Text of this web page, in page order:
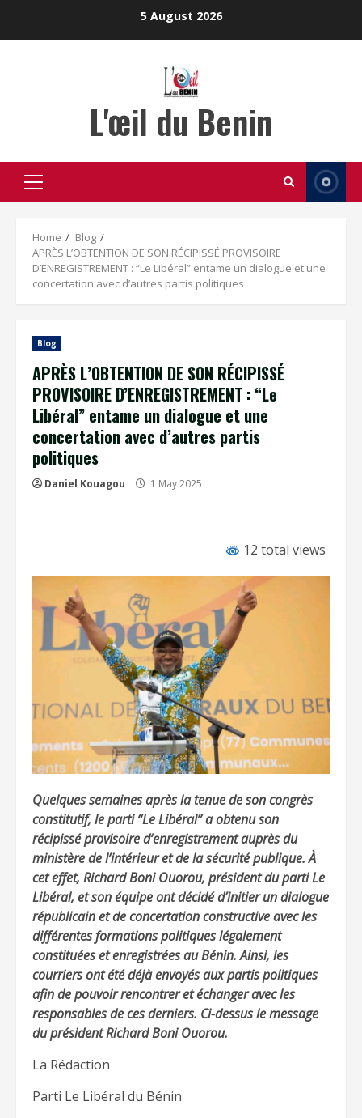
5 August 2026
L'œil du Benin
Primary
Menu
Home
Blog
APRÈS L’OBTENTION DE SON RÉCIPISSÉ PROVISOIRE
D’ENREGISTREMENT : “Le Libéral” entame un dialogue et une
concertation avec d’autres partis politiques
Blog
APRÈS L’OBTENTION DE SON RÉCIPISSÉ
PROVISOIRE D’ENREGISTREMENT : “Le
Libéral” entame un dialogue et une
concertation avec d’autres partis
politiques
Daniel Kouagou 1 May 2025
12 total views
Quelques semaines après la tenue de son congrès
constitutif, le parti “Le Libéral” a obtenu son
récipissé provisoire d’enregistrement auprès du
ministère de l’intérieur et de la sécurité publique. À
cet effet, Richard Boni Ouorou, président du parti Le
Libéral, et son équipe ont décidé d’initier un dialogue
républicain et de concertation constructive avec les
différentes formations politiques légalement
constituées et enregistrées au Bénin. Ainsi, les
courriers ont été déjà envoyés aux partis politiques
afin de pouvoir rencontrer et échanger avec les
responsables de ces derniers. Ci-dessus le message
du président Richard Boni Ouorou.
La Rédaction
Parti Le Libéral du Bénin